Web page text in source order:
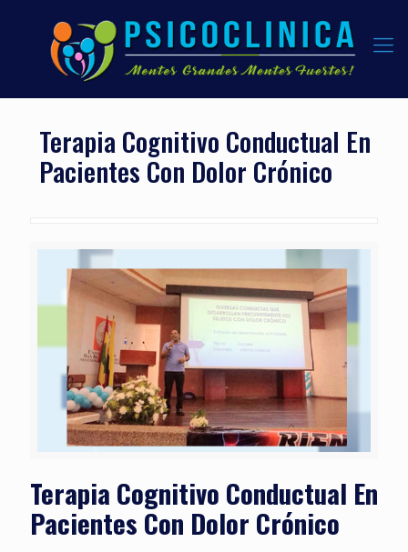
Terapia Cognitivo Conductual En
Pacientes Con Dolor Crónico
Terapia Cognitivo Conductual En
Pacientes Con Dolor Crónico